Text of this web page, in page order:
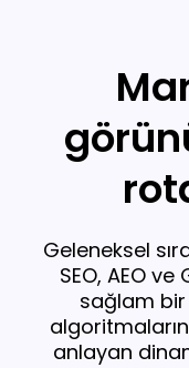
Geleneksel
SEO, AEO
sağlam bir
anlayan